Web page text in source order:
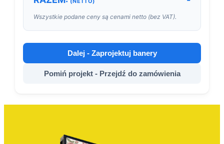
Wszystkie podane ceny są cenami netto (bez VAT).
Dalej - Zaprojektuj banery
Pomiń projekt - Przejdź do zamówienia